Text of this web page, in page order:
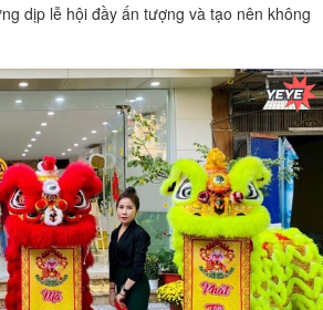
dịp lễ hội đầy ấn tượng và tạo nên không